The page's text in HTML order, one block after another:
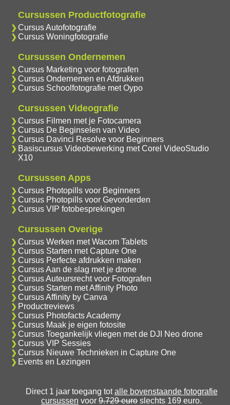
Cursussen Productfotografie
Cursus Autofotografie
Cursus Woningfotografie
Cursussen Ondernemen
Cursus Marketing voor fotografen
Cursus Ondernemen en Afdrukken
Cursus Schoolfotografie met Oypo
Cursussen Videografie
Cursus Filmen met je Fotocamera
Cursus De Beginselen van Video
Cursus Davinci Resolve voor Beginners
Basiscursus Videobewerking met Corel VideoStudio
X10
Cursussen Apps
Cursus Photopills voor Beginners
Cursus Photopills voor Gevorderden
Cursus VIP fotobesprekingen
Cursussen Overige
Cursus Werken met Wacom Tablets
Cursus Starten met Capture One
Cursus Perfecte afdrukken maken
Cursus Aan de slag met je drone
Cursus Auteursrecht voor Fotografen
Cursus Starten met Affinity Photo
Cursus Affinity by Canva
Productreviews
Cursus Photofacts Academy
Cursus Maak je eigen fotosite
Cursus Toegankelijk vliegen met de DJI Neo drone
Cursus VIP Sessies
Cursus Nieuwe Technieken in Capture One
Events en Lezingen
Direct 1 jaar toegang totalle bovenstaande fotografie
cursussen voor 9.729 euro slechts 169 euro.